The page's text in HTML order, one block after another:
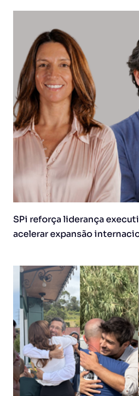
SPi reforça liderança
acelerar expansão